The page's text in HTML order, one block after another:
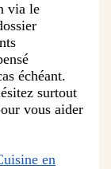
via le
échéant.
surtout
vous aider
en